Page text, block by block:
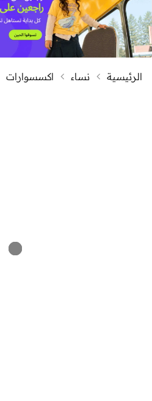
الرئيسية نساء اكسسوارات